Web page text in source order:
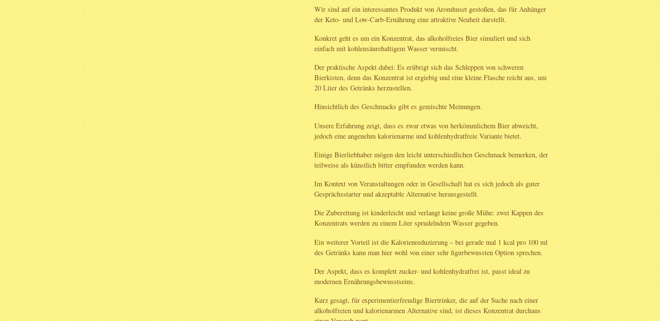
Wir sind auf ein interessantes Produkt von Aromhuset gestoßen, das für Anhänger
der Keto- und Low-Carb-Ernährung eine attraktive Neuheit darstellt.
Konkret geht es um ein Konzentrat, das alkoholfreies Bier simuliert und sich
einfach mit kohlensäurehaltigem Wasser vermischt.
Der praktische Aspekt dabei: Es erübrigt sich das Schleppen von schweren
Bierkisten, denn das Konzentrat ist ergiebig und eine kleine Flasche reicht aus, um
20 Liter des Getränks herzustellen.
Hinsichtlich des Geschmacks gibt es gemischte Meinungen.
Unsere Erfahrung zeigt, dass es zwar etwas von herkömmlichem Bier abweicht,
jedoch eine angenehm kalorienarme und kohlenhydratfreie Variante bietet.
Einige Bierliebhaber mögen den leicht unterschiedlichen Geschmack bemerken, der
teilweise als künstlich bitter empfunden werden kann.
Im Kontext von Veranstaltungen oder in Gesellschaft hat es sich jedoch als guter
Gesprächsstarter und akzeptable Alternative herausgestellt.
Die Zubereitung ist kinderleicht und verlangt keine große Mühe: zwei Kappen des
Konzentrats werden zu einem Liter sprudelndem Wasser gegeben.
Ein weiterer Vorteil ist die Kalorienreduzierung – bei gerade mal 1 kcal pro 100 ml
des Getränks kann man hier wohl von einer sehr figurbewussten Option sprechen.
Der Aspekt, dass es komplett zucker- und kohlenhydratfrei ist, passt ideal zu
modernen Ernährungsbewusstseins.
Kurz gesagt, für experimentierfreudige Biertrinker, die auf der Suche nach einer
alkoholfreien und kalorienarmen Alternative sind, ist dieses Konzentrat durchaus